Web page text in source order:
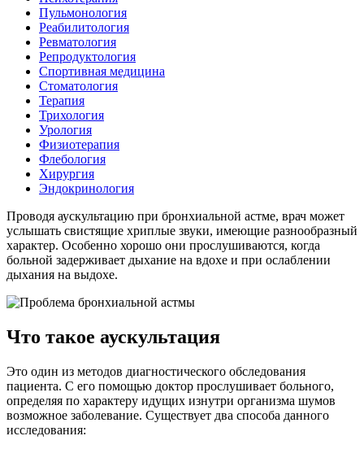
Пульмонология
Реабилитология
Ревматология
Репродуктология
Спортивная медицина
Стоматология
Терапия
Трихология
Урология
Физиотерапия
Флебология
Хирургия
Эндокринология
Проводя аускультацию при бронхиальной астме, врач может
услышать свистящие хриплые звуки, имеющие разнообразный
характер. Особенно хорошо они прослушиваются, когда
больной задерживает дыхание на вдохе и при ослаблении
дыхания на выдохе.
Что такое аускультация
Это один из методов диагностического обследования
пациента. С его помощью доктор прослушивает больного,
определяя по характеру идущих изнутри организма шумов
возможное заболевание. Существует два способа данного
исследования: